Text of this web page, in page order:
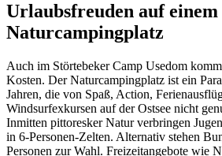
Urlaubsfreuden auf einem
Naturcampingplatz
Auch im Störtebeker Camp Usedom
Kosten. Der Naturcampingplatz ist ein
Jahren, die von Spaß, Action,
Windsurfexkursen auf der Ostsee nicht
Inmitten pittoresker Natur verbringen
in 6-Personen-Zelten. Alternativ stehen
Personen zur Wahl. Freizeitangebote wie